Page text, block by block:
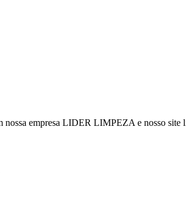
nossa empresa LIDER LIMPEZA e nosso